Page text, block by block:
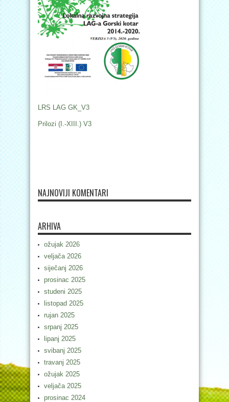
LRS LAG GK_V3
Prilozi (I.-XIII.) V3
NAJNOVIJI KOMENTARI
ARHIVA
ožujak 2026
veljača 2026
siječanj 2026
prosinac 2025
studeni 2025
listopad 2025
rujan 2025
srpanj 2025
lipanj 2025
svibanj 2025
travanj 2025
ožujak 2025
veljača 2025
prosinac 2024